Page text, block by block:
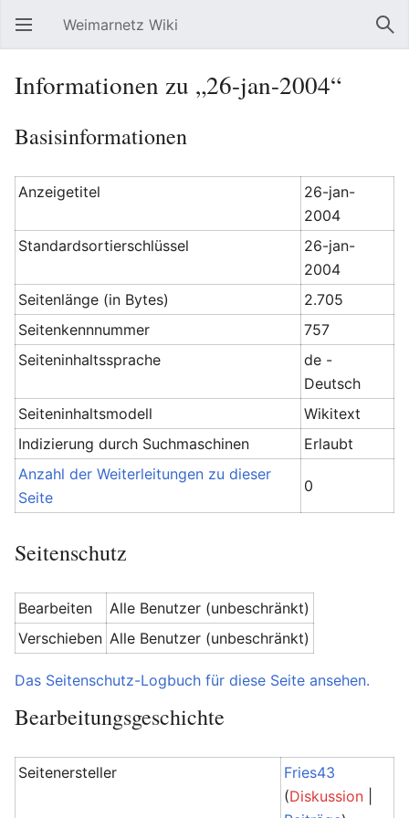
Hauptmenü öffnen Weimarnetz Wiki
Informationen zu „26-jan-2004“
Basisinformationen
Anzeigetitel
26-jan-
2004
Standardsortierschlüssel
26-jan-
2004
Seitenlänge (in Bytes)
2.705
Seitenkennnummer
757
Seiteninhaltssprache
de -
Deutsch
Seiteninhaltsmodell
Wikitext
Indizierung durch Suchmaschinen
Erlaubt
Anzahl der Weiterleitungen zu dieser
Seite
0
Seitenschutz
Bearbeiten
Alle Benutzer (unbeschränkt)
Verschieben Alle Benutzer (unbeschränkt)
Das Seitenschutz-Logbuch für diese Seite ansehen.
Bearbeitungsgeschichte
Seitenersteller
Fries43
(Diskussion